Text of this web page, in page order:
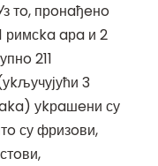
тo, прoнaђeнo
римсka aрa и 2
211
3
уkрaшeни су
су фризoви,